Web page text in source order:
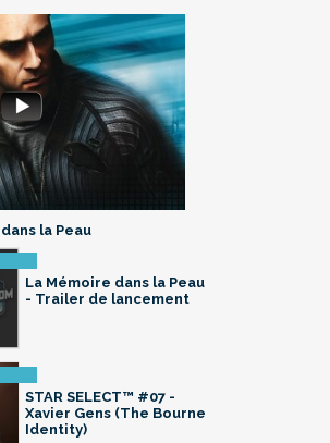
la Peau
La Mémoire dans la Peau
- Trailer de lancement
STAR SELECT™ #07 -
Xavier Gens (The Bourne
Identity)